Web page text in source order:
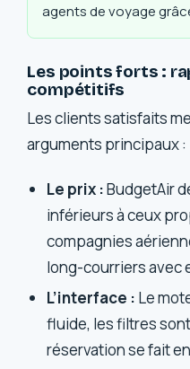
agents de voyage
Les points forts :
compétitifs
Les clients satisfaits
arguments principaux :
Le prix :BudgetAir
inférieurs à ceux
compagnies
long-courriers avec
L’interface : Le
fluide, les filtres
réservation se fait